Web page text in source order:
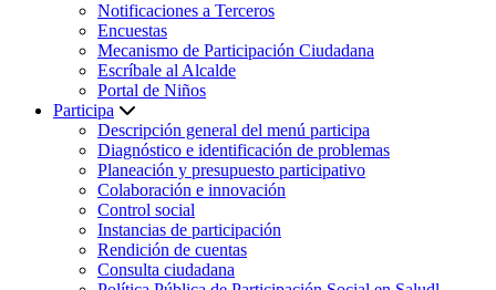
Notificaciones a Terceros
Encuestas
Mecanismo de Participación Ciudadana
Escríbale al Alcalde
Portal de Niños
Participa
Descripción general del menú participa
Diagnóstico e identificación de problemas
Planeación y presupuesto participativo
Colaboración e innovación
Control social
Instancias de participación
Rendición de cuentas
Consulta ciudadana